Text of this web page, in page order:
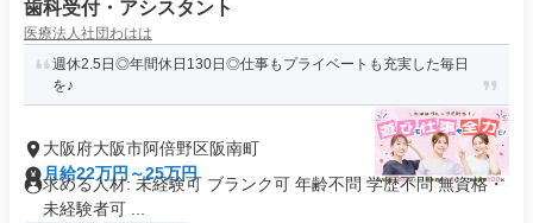
歯科受付・アシスタント
医療法人社団わはは
週休2.5日◎年間休日130日◎仕事もプライベートも充実した毎日
を♪
大阪府大阪市阿倍野区阪南町
月給22万円～25万円
求める人材: 未経験可 ブランク可 年齢不問 学歴不問 無資格・
未経験者可 ...